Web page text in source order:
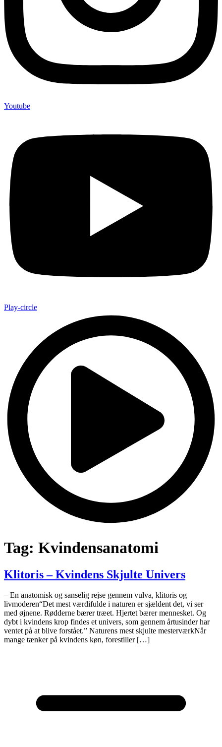
Youtube
Play-circle
Tag: Kvindensanatomi
Klitoris – Kvindens Skjulte Univers
– En anatomisk og sanselig rejse gennem vulva, klitoris og
livmoderen“Det mest værdifulde i naturen er sjældent det, vi ser
med øjnene. Rødderne bærer træet. Hjertet bærer mennesket. Og
dybt i kvindens krop findes et univers, som gennem årtusinder har
ventet på at blive forstået.” Naturens mest skjulte mesterværkNår
mange tænker på kvindens køn, forestiller […]